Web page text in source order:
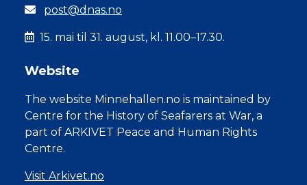
post@dnas.no
15. mai til 31. august, kl. 11.00–17.30.
Website
The website Minnehallen.no is maintained by
Centre for the History of Seafarers at War, a
part of ARKIVET Peace and Human Rights
Centre.
Visit Arkivet.no